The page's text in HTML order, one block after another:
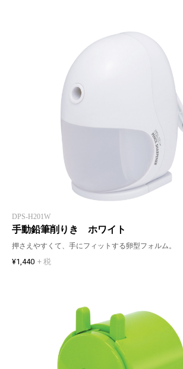
DPS-H201W
手動鉛筆削りき ホワイト
押さえやすくて、手にフィットする卵型フォルム。
¥1,440 + 税